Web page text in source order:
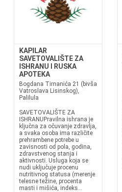
KAPILAR
SAVETOVALIŠTE ZA
ISHRANU I RUSKA
APOTEKA
Bogdana Tirnanića 21 (bivša
Vatroslava Lisinskog),
Palilula
SAVETOVALIŠTE ZA
ISHRANUPravilna ishrana je
ključna za očuvanje zdravlja,
a svaka osoba ima različite
prehrambene potrebe u
zavisnosti od pola, godina,
zdravstvenog stanja i
aktivnosti. Usluga koja se
nudi uključuje procenu
nutritivnog statusa (merenje
telesne težine, procenta
masti i mišića, indeks...